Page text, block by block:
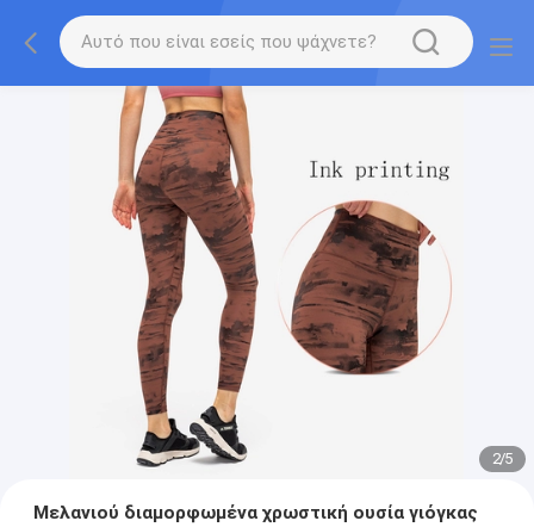
2/5
Μελανιού διαμορφωμένα χρωστική ουσία γιόγκας